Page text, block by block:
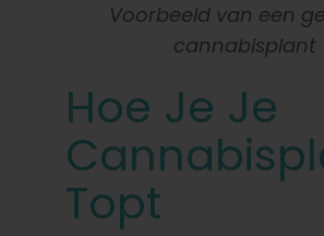
Voorbeeld van een
cannabisplant
Hoe Je Je
Topt